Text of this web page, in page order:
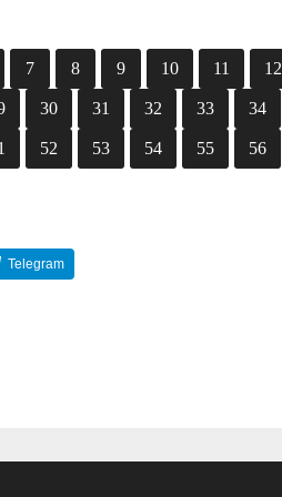
7 8 9 10 11 12
30 31 32 33 34
52 53 54 55 56
Telegram